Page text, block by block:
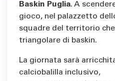
Baskin Puglia. A
gioco, nel palazzetto
squadre del territorio
triangolare di baskin.
La giornata sarà
calciobalilla inclusivo,